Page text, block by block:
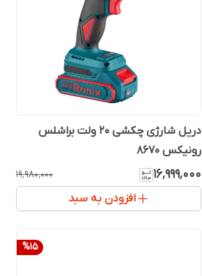
دریل شارژی چکشی 20 ولت براشلس
رونیکس 8670
۱۶٬۹۹۹٬۰۰۰ ۱۹٬۹۸۰٬۰۰۰
افزودن به سبد
%15